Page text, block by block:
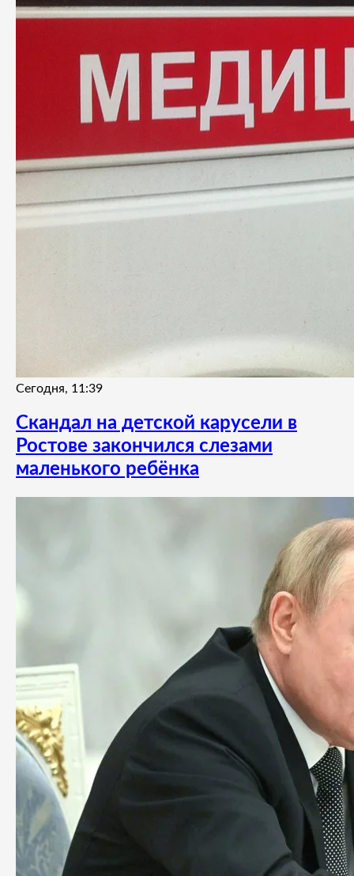
Сегодня, 11:39
Скандал на детской карусели в
Ростове закончился слезами
маленького ребёнка